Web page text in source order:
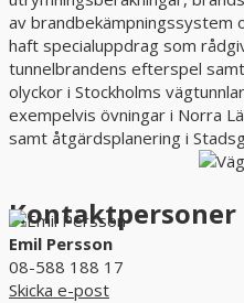
av brandbekämpningssystem
haft specialuppdrag som
tunnelbrandens efterspel
olyckor i Stockholms
exempelvis övningar i Norra
samt åtgärdsplanering i
Kontaktpersoner
Emil Persson
08-588 188 17
Skicka e-post